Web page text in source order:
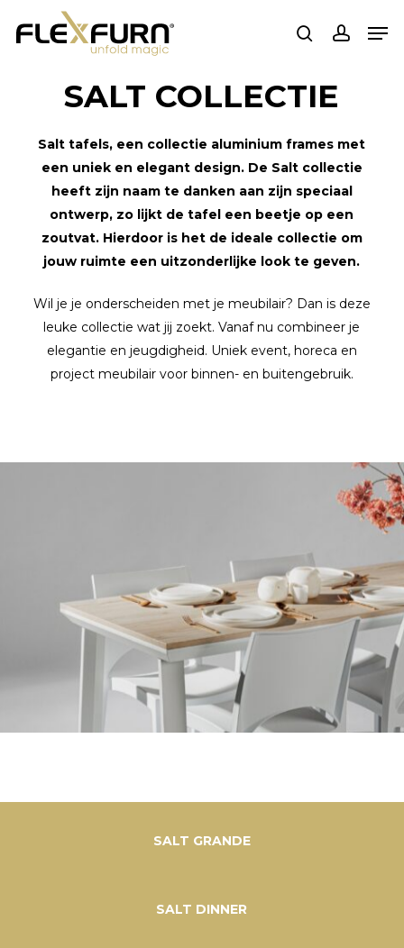
naar
zoekopdracht
SALT COLLECTIE
Salt tafels, een collectie aluminium frames met
een uniek en elegant design. De Salt collectie
heeft zijn naam te danken aan zijn speciaal
ontwerp, zo lijkt de tafel een beetje op een
zoutvat. Hierdoor is het de ideale collectie om
jouw ruimte een uitzonderlijke look te geven.
Wil je je onderscheiden met je meubilair? Dan is deze
leuke collectie wat jij zoekt. Vanaf nu combineer je
elegantie en jeugdigheid. Uniek event, horeca en
project meubilair voor binnen- en buitengebruik.
SALT GRANDE
SALT DINNER